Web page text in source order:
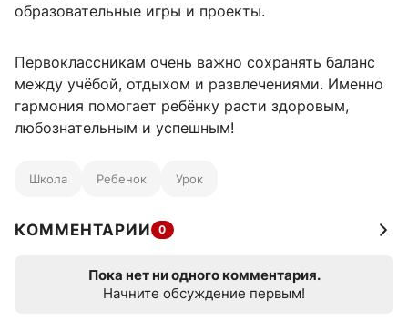
образовательные игры и проекты.
Первоклассникам очень важно сохранять баланс
между учёбой, отдыхом и развлечениями. Именно
гармония помогает ребёнку расти здоровым,
любознательным и успешным!
Школа Ребенок Урок
КОММЕНТАРИИ 0
Пока нет ни одного комментария.
Начните обсуждение первым!